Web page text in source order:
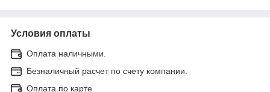
Условия оплаты
Оплата наличными.
Безналичный расчет по счету компании.
Оплата по карте